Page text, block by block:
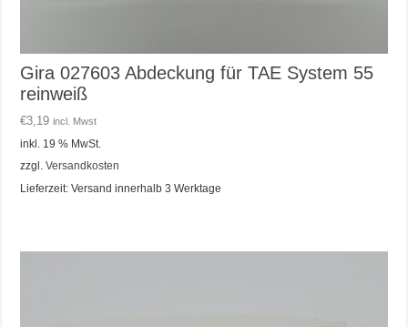
Gira 027603 Abdeckung für TAE System 55
reinweiß
€3,19 incl. Mwst
inkl. 19 % MwSt.
zzgl.Versandkosten
Lieferzeit:Versand innerhalb 3 Werktage